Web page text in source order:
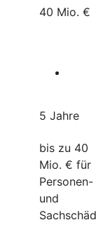
40 Mio. €
5 Jahre
bis zu 40
Mio. € für
Personen-
und